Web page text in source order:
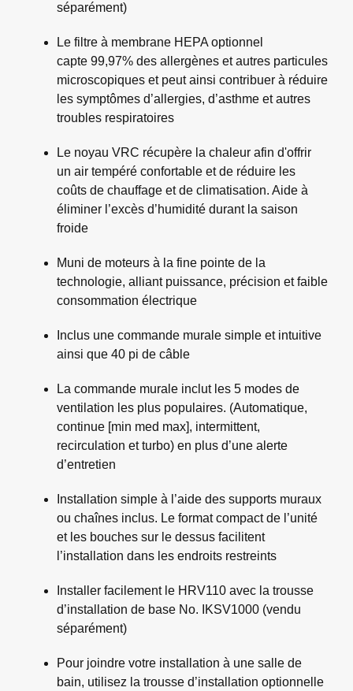
séparément)
Le filtre à membrane HEPA optionnel
capte 99,97% des allergènes et autres particules
microscopiques et peut ainsi contribuer à réduire
les symptômes d’allergies, d’asthme et autres
troubles respiratoires
Le noyau VRC récupère la chaleur afin d'offrir
un air tempéré confortable et de réduire les
coûts de chauffage et de climatisation. Aide à
éliminer l’excès d’humidité durant la saison
froide
Muni de moteurs à la fine pointe de la
technologie, alliant puissance, précision et faible
consommation électrique
Inclus une commande murale simple et intuitive
ainsi que 40 pi de câble
La commande murale inclut les 5 modes de
ventilation les plus populaires. (Automatique,
continue [min med max], intermittent,
recirculation et turbo) en plus d’une alerte
d’entretien
Installation simple à l’aide des supports muraux
ou chaînes inclus. Le format compact de l’unité
et les bouches sur le dessus facilitent
l’installation dans les endroits restreints
Installer facilement le HRV110 avec la trousse
d’installation de base No. IKSV1000 (vendu
séparément)
Pour joindre votre installation à une salle de
bain, utilisez la trousse d’installation optionnelle